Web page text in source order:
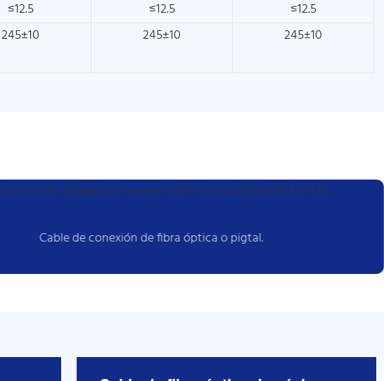
≤12.5 ≤12.5
≤12.5
245±10 245±10 245±10
Cable de conexión de fibra óptica o pigtal.